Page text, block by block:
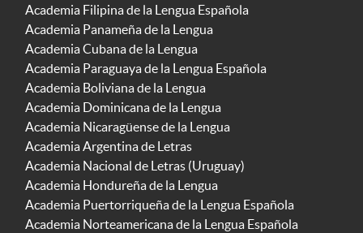
Academia Filipina de la Lengua Española
Academia Panameña de la Lengua
Academia Cubana de la Lengua
Academia Paraguaya de la Lengua Española
Academia Boliviana de la Lengua
Academia Dominicana de la Lengua
Academia Nicaragüense de la Lengua
Academia Argentina de Letras
Academia Nacional de Letras (Uruguay)
Academia Hondureña de la Lengua
Academia Puertorriqueña de la Lengua Española
Academia Norteamericana de la Lengua Española